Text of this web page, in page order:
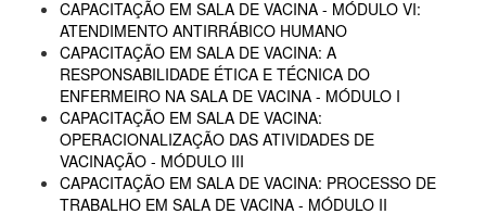
CAPACITAÇÃO EM SALA DE VACINA - MÓDULO VI:
ATENDIMENTO ANTIRRÁBICO HUMANO
CAPACITAÇÃO EM SALA DE VACINA: A
RESPONSABILIDADE ÉTICA E TÉCNICA DO
ENFERMEIRO NA SALA DE VACINA - MÓDULO I
CAPACITAÇÃO EM SALA DE VACINA:
OPERACIONALIZAÇÃO DAS ATIVIDADES DE
VACINAÇÃO - MÓDULO III
CAPACITAÇÃO EM SALA DE VACINA: PROCESSO DE
TRABALHO EM SALA DE VACINA - MÓDULO II